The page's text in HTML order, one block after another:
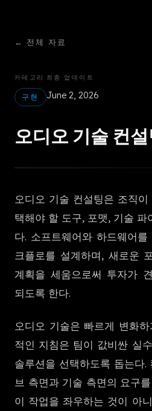
← 전체 자료
카테고리
구현
최종 업데이트
June 2, 2026
오디오 기술 컨설
오디오 기술 컨설팅은 조직
택해야 할 도구, 포맷, 기술
다. 소프트웨어와 하드웨어
크플로를 설계하며, 새로운
계획을 세움으로써 투자가
되도록 한다.
오디오 기술은 빠르게 변화
적인 지침은 팀이 값비싼 실
솔루션을 선택하도록 돕는다.
브 측면과 기술 측면의 요구
이 작업을 좌우하는 것이 아